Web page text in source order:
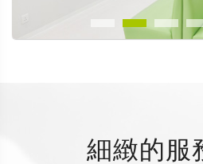
細緻的服